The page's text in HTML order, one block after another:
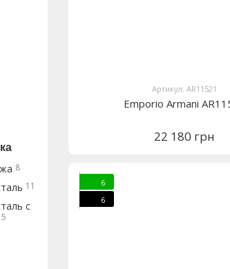
Артикул: AR11521
Emporio Armani
22 180 грн
6
6
8
11
с
5